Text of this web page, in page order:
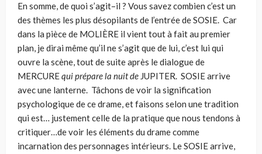
En somme, de quoi s’agit–il ? Vous savez combien c’est un
des thèmes les plus désopilants de l’entrée de SOSIE. Car
dans la pièce de MOLIÈRE il vient tout à fait au premier
plan, je dirai même qu’il ne s’agit que de lui, c’est lui qui
ouvre la scène, tout de suite après le dialogue de
MERCUREqui prépare la nuit de JUPITER. SOSIE arrive
avec une lanterne. Tâchons de voir la signification
psychologique de ce drame, et faisons selon une tradition
qui est… justement celle de la pratique que nous tendons à
critiquer…de voir les éléments du drame comme
incarnation des personnages intérieurs. Le SOSIE arrive,